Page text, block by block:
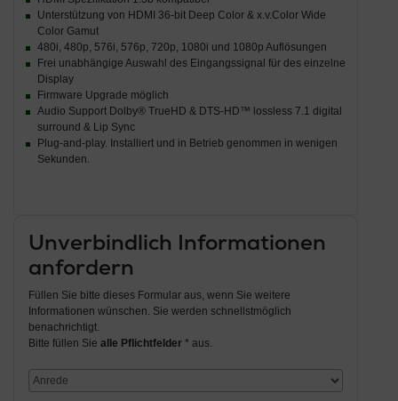
Unterstützung von HDMI 36-bit Deep Color & x.v.Color Wide
Color Gamut
480i, 480p, 576i, 576p, 720p, 1080i und 1080p Auflösungen
Frei unabhängige Auswahl des Eingangssignal für des einzelne
Display
Firmware Upgrade möglich
Audio Support Dolby® TrueHD & DTS-HD™ lossless 7.1 digital
surround & Lip Sync
Plug-and-play. Installiert und in Betrieb genommen in wenigen
Sekunden.
Unverbindlich Informationen
anfordern
Füllen Sie bitte dieses Formular aus, wenn Sie weitere
Informationen wünschen. Sie werden schnellstmöglich
benachrichtigt.
Bitte füllen Sie alle Pflichtfelder * aus.